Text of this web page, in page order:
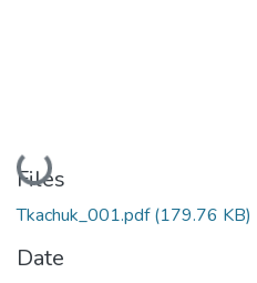
Loading...
Files
Tkachuk_001.pdf(179.76 KB)
Date